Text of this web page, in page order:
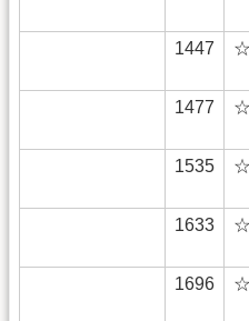
1447
1477
1535
1633
1696